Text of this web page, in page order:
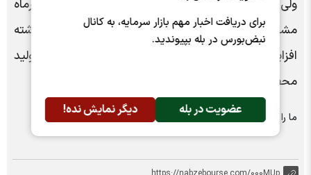
برای دریافت اخبار مهم بازار سرمایه، به کانال
نبض‌بورس در بله بپیوندید.
عضویت در بله دیگر نمایش نده!
ولی آمار دقیقی از میزان آن وجود ندارد و در ۲۰ آذرماه
مشخص می‌شود که تولید زعفران در مقایسه با سال گذشته
افزایش یا کاهش داشته است و به نظر می‌رسد تولید
محصول زعفران برای امسال افزایشی باشد.
ما را در شبکه های اجتماعی دنبال کنید :